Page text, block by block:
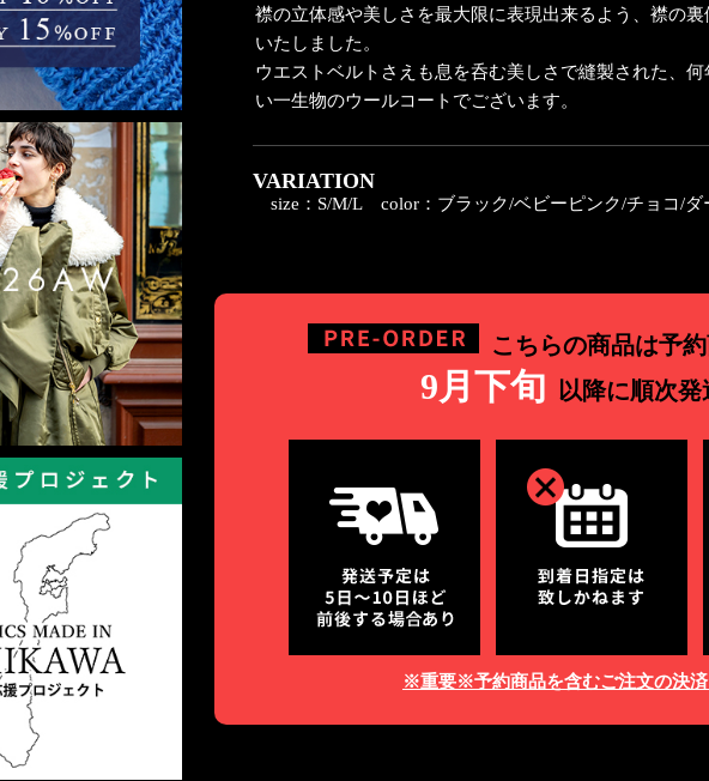
襟の立体感や美しさを最大限に表現出来るよう、襟の
いたしました。
ウエストベルトさえも息を呑む美しさで縫製された、
い一生物のウールコートでございます。
VARIATION
size：S/M/L color：ブラック/ベビーピンク/チョコ/
こちらの商品は予
9月下旬 以降に順次
※重要※予約商品を含むご注文の決